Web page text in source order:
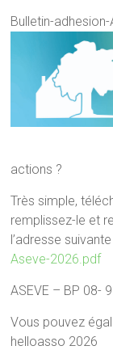
Bulletin-
actions ?
Très simple,
remplissez-le et
l’adresse suivante
Aseve-2026.pdf
ASEVE – BP 08-
Vous pouvez
helloasso 2026